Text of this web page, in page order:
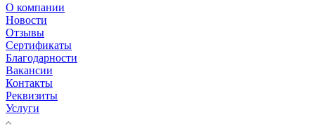
О компании
Новости
Отзывы
Сертификаты
Благодарности
Вакансии
Контакты
Реквизиты
Услуги